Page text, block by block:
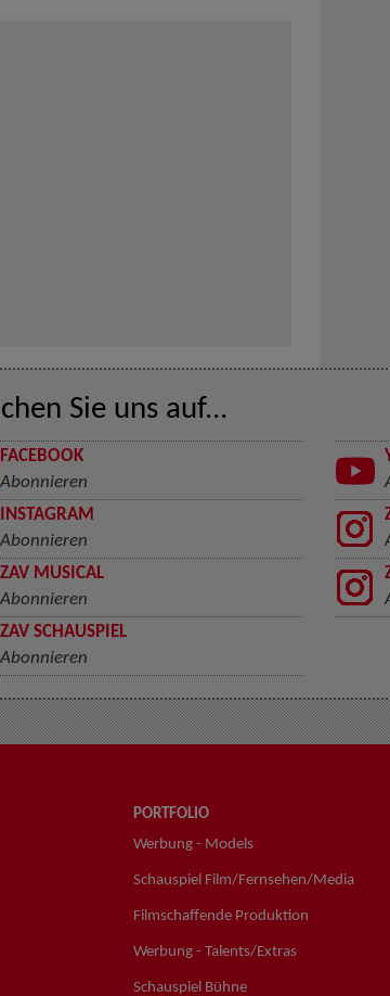
Sie uns auf...
FACEBOOK
Abonnieren
INSTAGRAM
Abonnieren
ZAV MUSICAL
Abonnieren
ZAV SCHAUSPIEL
Abonnieren
PORTFOLIO
Werbung - Models
Schauspiel Film/Fernsehen/Media
Filmschaffende Produktion
Werbung - Talents/Extras
Schauspiel Bühne